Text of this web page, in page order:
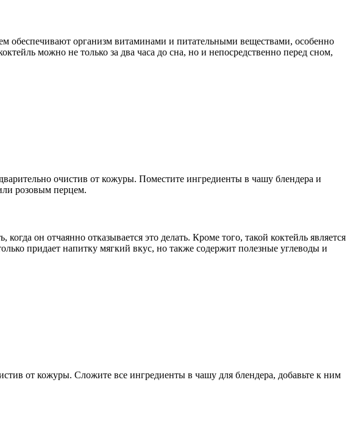
обеспечивают организм витаминами и питательными веществами, особенно
можно не только за два часа до сна, но и непосредственно перед сном,
очистив от кожуры. Поместите ингредиенты в чашу блендера и
розовым перцем.
он отчаянно отказывается это делать. Кроме того, такой коктейль является
придает напитку мягкий вкус, но также содержит полезные углеводы и
от кожуры. Сложите все ингредиенты в чашу для блендера, добавьте к ним